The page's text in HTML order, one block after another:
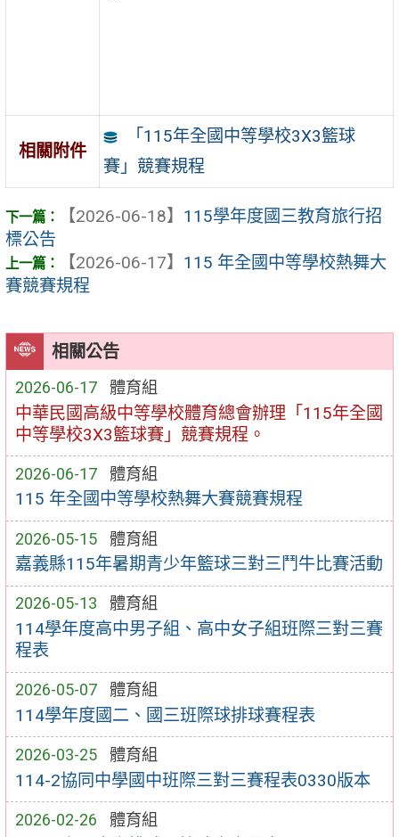
相關公告
2026-06-17 體育組
中華民國高級中等學校體育總會辦理「115年全國
中等學校3X3籃球賽」競賽規程。
2026-06-17 體育組
115 年全國中等學校熱舞大賽競賽規程
2026-05-15 體育組
嘉義縣115年暑期青少年籃球三對三鬥牛比賽活動
2026-05-13 體育組
114學年度高中男子組、高中女子組班際三對三賽
程表
2026-05-07 體育組
114學年度國二、國三班際球排球賽程表
2026-03-25 體育組
114-2協同中學國中班際三對三賽程表0330版本
2026-02-26 體育組
相關附件
「115年全國中等學校3X3籃球
賽」競賽規程
【2026-06-18】 115學年度國三教育旅行招
標公告
【2026-06-17】 115 年全國中等學校熱舞大
賽競賽規程